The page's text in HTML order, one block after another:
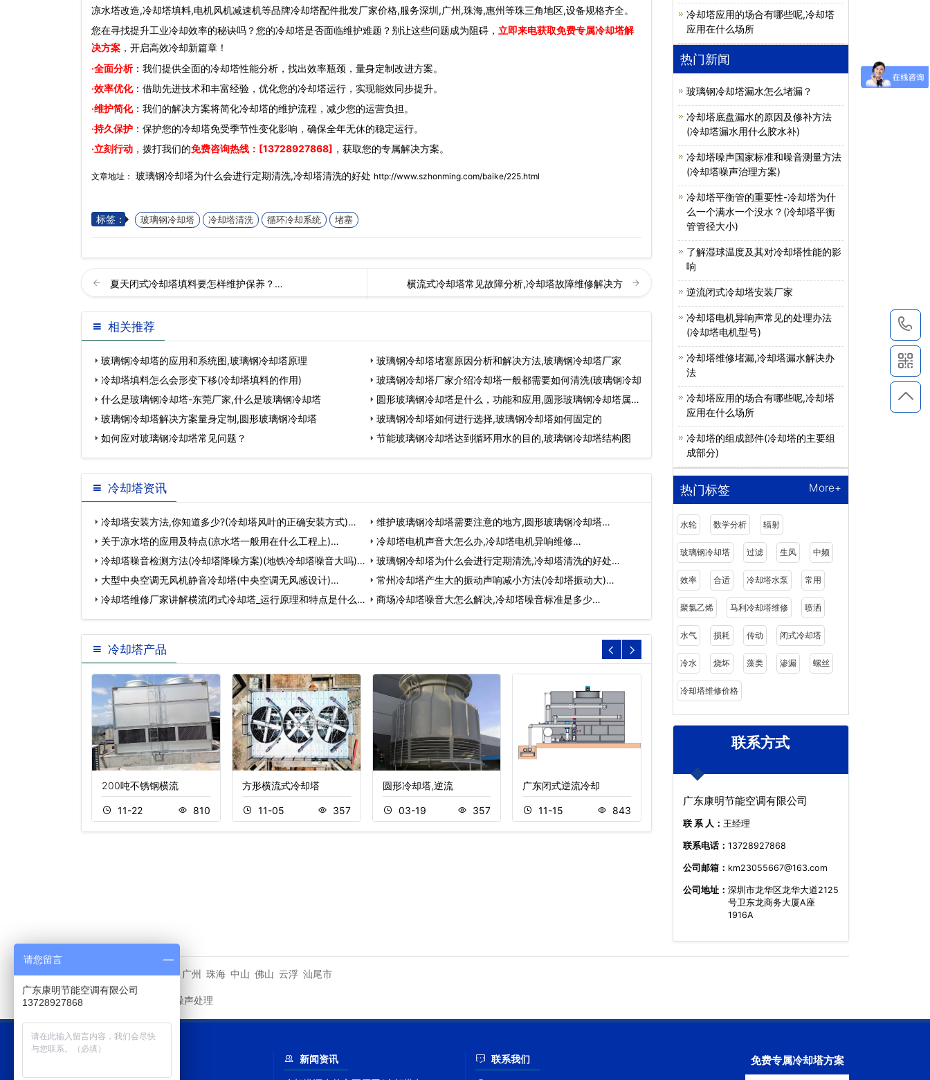
凉水塔改造,冷却塔填料,电机风机减速机等品牌冷却塔配件批发厂家价格,服务深圳,广州,珠海,惠州等珠三角地区,设备规格齐全。
您在寻找提升工业冷却效率的秘诀吗？您的冷却塔是否面临维护难题？别让这些问题成为阻碍， 立即来电获取免费专属冷却塔解
决方案 ，开启高效冷却新篇章！
·全面分析：我们提供全面的冷却塔性能分析，找出效率瓶颈，量身定制改进方案。
·效率优化：借助先进技术和丰富经验，优化您的冷却塔运行，实现能效同步提升。
·维护简化：我们的解决方案将简化冷却塔的维护流程，减少您的运营负担。
·持久保护 ：保护您的冷却塔免受季节性变化影响，确保全年无休的稳定运行。
·立刻行动 ，拨打我们的免费咨询热线：[13728927868] ，获取您的专属解决方案。
文章地址： 玻璃钢冷却塔为什么会进行定期清洗,冷却塔清洗的好处 http://www.szhonming.com/baike/225.html
标签： 玻璃钢冷却塔 冷却塔清洗 循环冷却系统 堵塞
夏天闭式冷却塔填料要怎样维护保养？… 横流式冷却塔常见故障分析,冷却塔故障维修解决方
相关推荐
玻璃钢冷却塔的应用和系统图,玻璃钢冷却塔原理
玻璃钢冷却塔堵塞原因分析和解决方法,玻璃钢冷却塔厂家
冷却塔填料怎么会形变下移(冷却塔填料的作用)
玻璃钢冷却塔厂家介绍冷却塔一般都需要如何清洗(玻璃钢冷却
什么是玻璃钢冷却塔-东莞厂家,什么是玻璃钢冷却塔
圆形玻璃钢冷却塔是什么，功能和应用,圆形玻璃钢冷却塔属于
什
玻璃钢冷却塔解决方案量身定制,圆形玻璃钢冷却塔
玻璃钢冷却塔如何进行选择,玻璃钢冷却塔如何固定的
如何应对玻璃钢冷却塔常见问题？
节能玻璃钢冷却塔达到循环用水的目的,玻璃钢冷却塔结构图
冷却塔资讯
冷却塔安装方法,你知道多少?(冷却塔风叶的正确安装方式)…
维护玻璃钢冷却塔需要注意的地方,圆形玻璃钢冷却塔…
关于凉水塔的应用及特点(凉水塔一般用在什么工程上)…
冷却塔电机声音大怎么办,冷却塔电机异响维修…
冷却塔噪音检测方法(冷却塔降噪方案)(地铁冷却塔噪音大吗)…
玻璃钢冷却塔为什么会进行定期清洗,冷却塔清洗的好处…
大型中央空调无风机静音冷却塔(中央空调无风感设计)…
常州冷却塔产生大的振动声响减小方法(冷却塔振动大)…
冷却塔维修厂家讲解横流闭式冷却塔_运行原理和特点是什么
(…
商场冷却塔噪音大怎么解决,冷却塔噪音标准是多少…
冷却塔产品
200吨不锈钢横流
11-22 810
方形横流式冷却塔
11-05 357
圆形冷却塔,逆流
03-19 357
广东闭式逆流冷却
11-15 843
冷却塔应用的场合有哪些呢,冷却塔
应用在什么场所
热门新闻
玻璃钢冷却塔漏水怎么堵漏？
冷却塔底盘漏水的原因及修补方法
(冷却塔漏水用什么胶水补)
冷却塔噪声国家标准和噪音测量方法
(冷却塔噪声治理方案)
冷却塔平衡管的重要性-冷却塔为什
么一个满水一个没水？(冷却塔平衡
管管径大小)
了解湿球温度及其对冷却塔性能的影
响
逆流闭式冷却塔安装厂家
冷却塔电机异响声常见的处理办法
(冷却塔电机型号)
冷却塔维修堵漏,冷却塔漏水解决办
法
冷却塔应用的场合有哪些呢,冷却塔
应用在什么场所
冷却塔的组成部件(冷却塔的主要组
成部分)
热门标签 More+
水轮 数学分析 辐射
玻璃钢冷却塔 过滤 生风 中频
效率 合适 冷却塔水泵 常用
聚氯乙烯 马利冷却塔维修 喷洒
水气 损耗 传动 闭式冷却塔
冷水 烧坏 藻类 渗漏 螺丝
冷却塔维修价格
联系方式
广东康明节能空调有限公司
联 系 人： 王经理
联系电话： 13728927868
公司邮箱： km23055667@163.com
公司地址： 深圳市龙华区龙华大道2125
号卫东龙商务大厦A座
1916A
相关城市 潮州市 广州 珠海 中山 佛山 云浮 汕尾市
冷却塔噪声处理
新闻资讯 联系我们 免费专属冷却塔方案
请您留言
广东康明节能空调有限公司
13728927868